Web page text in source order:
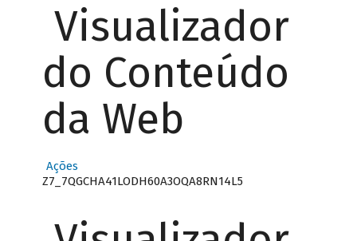
Visualizador
do Conteúdo
da Web
Ações
Z7_7QGCHA41LODH60A3OQA8RN14L5